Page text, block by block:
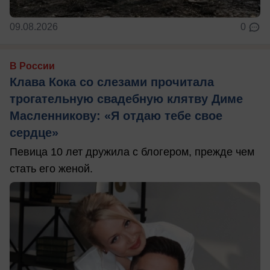
09.08.2026 0
В России
Клава Кока со слезами прочитала
трогательную свадебную клятву Диме
Масленникову: «Я отдаю тебе свое
сердце»
Певица 10 лет дружила с блогером, прежде чем
стать его женой.